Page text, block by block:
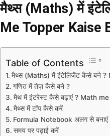
मैथ्स (Maths) में
Me Topper Kaise
Table of Contents
मैथ्स (Maths) में इंटेलिजेंट कैसे बने
गणित में तेज़ कैसे बने ?
मैथ में इंटरेस्ट कैसे बढ़ाएं ? Math
मैथ्स में टॉप कैसे करें
Formula Notebook अलग से बनाएं
समय पर पढ़ाई करें